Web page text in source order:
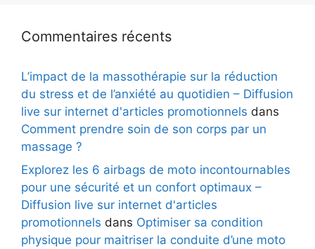
Commentaires récents
L’impact de la massothérapie sur la réduction
du stress et de l’anxiété au quotidien – Diffusion
live sur internet d'articles promotionnels dans
Comment prendre soin de son corps par un
massage ?
Explorez les 6 airbags de moto incontournables
pour une sécurité et un confort optimaux –
Diffusion live sur internet d'articles
promotionnels dans Optimiser sa condition
physique pour maitriser la conduite d’une moto